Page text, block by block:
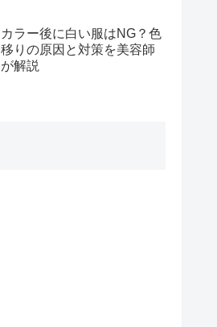
カラー後に白い服はNG？色
移りの原因と対策を美容師
が解説